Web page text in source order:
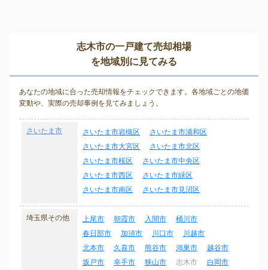
志木市の一戸建て売却相場
を地域別に見てみる
あなたの地域に合った売却情報をチェックできます。各地域ごとの地価
変動や、実際の売却事例を見てみましょう。
さいたま市 さいたま市岩槻区
さいたま市浦和区
さいたま市大宮区
さいたま市北区
さいたま市桜区
さいたま市中央区
さいたま市西区
さいたま市緑区
さいたま市南区
さいたま市見沼区
埼玉県その他 上尾市 朝霞市 入間市
桶川市
春日部市
加須市 川口市
川越市
北本市
久喜市 熊谷市 鴻巣市
越谷市
坂戸市
幸手市 狭山市 志木市
白岡市